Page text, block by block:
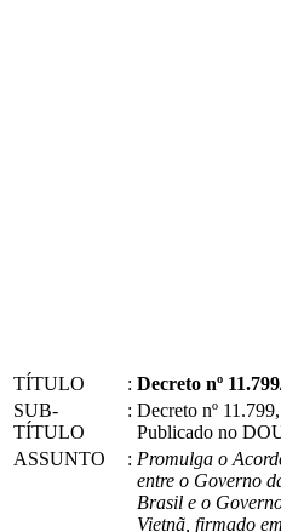
TÍTULO : Decreto nº
SUB-
TÍTULO
: Decreto nº
Publicado no
ASSUNTO
: Promulga o
entre o Governo
Brasil e o
Vietnã, firmado